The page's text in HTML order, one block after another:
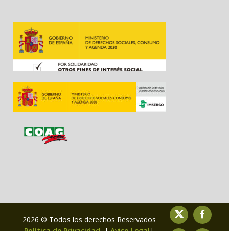
2026 © Todos los derechos Reservados